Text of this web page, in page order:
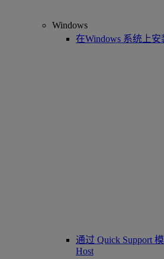
Windows
在Windows 系统上安
通过 Quick Support
Host